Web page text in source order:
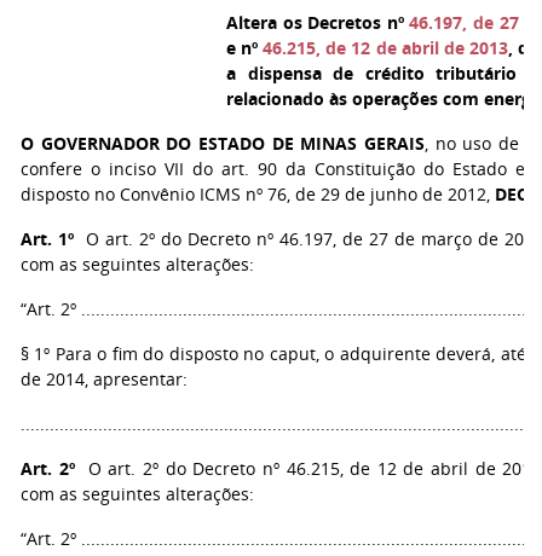
Altera os Decretos nº46.197, de 27
e nº46.215, de 12 de abril de 2013,
a dispensa de crédito tributário
relacionado às operações com
O GOVERNADOR DO ESTADO DE MINAS GERAIS, no uso de
confere o inciso VII do art. 90 da Constituição do Estado e
disposto no Convênio ICMS nº 76, de 29 de junho de 2012,
Art. 1º O art. 2º do Decreto nº 46.197, de 27 de março de
com as seguintes alterações:
“Art. 2º
§ 1º Para o fim do disposto no caput, o adquirente deverá, até
de 2014, apresentar:
Art. 2ºO art. 2º do Decreto nº 46.215, de 12 de abril de
com as seguintes alterações:
“Art. 2º